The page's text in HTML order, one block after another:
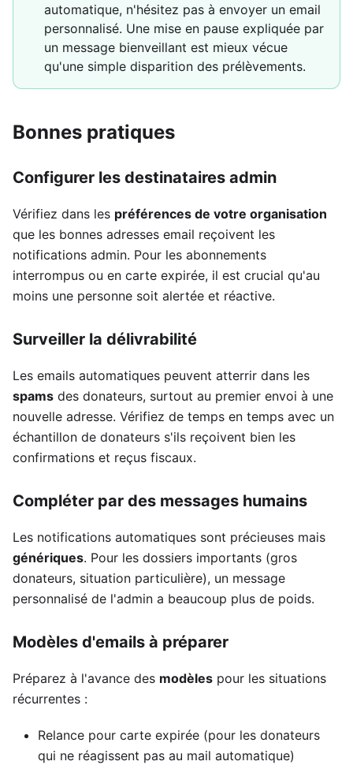
automatique, n'hésitez pas à envoyer un email
personnalisé. Une mise en pause expliquée par
un message bienveillant est mieux vécue
qu'une simple disparition des prélèvements.
Bonnes pratiques
Configurer les destinataires admin
Vérifiez dans les préférences de votre organisation
que les bonnes adresses email reçoivent les
notifications admin. Pour les abonnements
interrompus ou en carte expirée, il est crucial qu'au
moins une personne soit alertée et réactive.
Surveiller la délivrabilité
Les emails automatiques peuvent atterrir dans les
spams des donateurs, surtout au premier envoi à une
nouvelle adresse. Vérifiez de temps en temps avec un
échantillon de donateurs s'ils reçoivent bien les
confirmations et reçus fiscaux.
Compléter par des messages humains
Les notifications automatiques sont précieuses mais
génériques. Pour les dossiers importants (gros
donateurs, situation particulière), un message
personnalisé de l'admin a beaucoup plus de poids.
Modèles d'emails à préparer
Préparez à l'avance des modèles pour les situations
récurrentes :
Relance pour carte expirée (pour les donateurs
qui ne réagissent pas au mail automatique)